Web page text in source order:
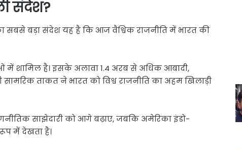
संदेश?
सबसे बड़ा संदेश यह है कि आज वैश्विक राजनीति में भारत की
में शामिल है। इसके अलावा 1.4 अरब से अधिक आबादी,
ताकत ने भारत को विश्व राजनीति का अहम खिलाड़ी
साझेदारी को आगे बढ़ाए, जबकि अमेरिका इंडो-
में देखता है।